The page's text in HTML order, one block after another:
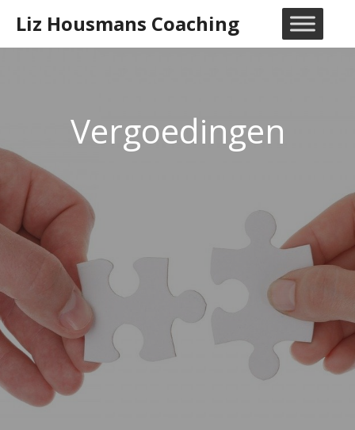
naar
de
Liz Housmans Coaching
Vergoedingen